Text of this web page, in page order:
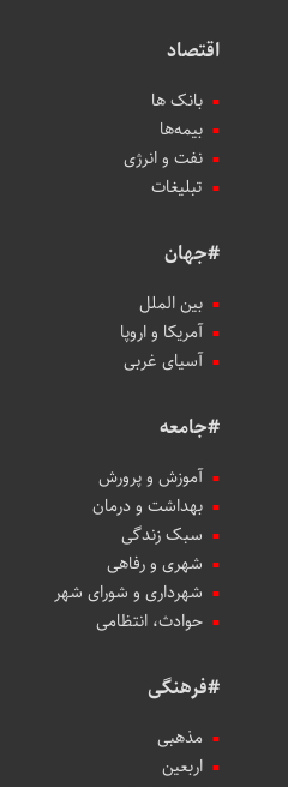
اقتصاد
بانک ها
بیمه‌ها
نفت و انرژی
تبلیغات
#جهان
بین الملل
آمریکا و اروپا
آسیای غربی
#جامعه
آموزش و پرورش
بهداشت و درمان
سبک زندگی
شهری و رفاهی
شهرداری و شورای شهر
حوادث، انتظامی
#فرهنگی
مذهبی
اربعین